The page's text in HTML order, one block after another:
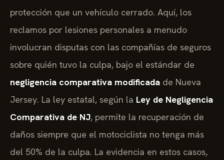
protección que un vehículo cerrado. Aquí, los
reclamos por lesiones personales a menudo
involucran disputas con las compañías de seguros
sobre quién tuvo la culpa, bajo el estándar de
negligencia comparativa modificada de Nueva
Jersey. La ley estatal, según la Ley de Negligencia
Comparativa de NJ, permite la recuperación de
daños siempre que el motociclista no tenga más
del 50% de la culpa. La evidencia en estos casos,